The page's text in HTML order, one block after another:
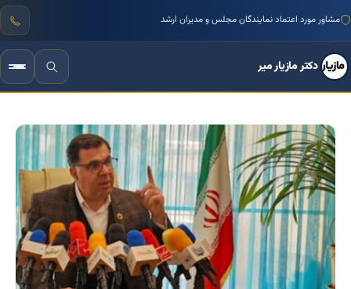
مشاور مورد اعتماد نمایندگان مجلس و مدیران ارشد
منتور بیش از ۱۰۰۰ کسب‌وکار ایرانی
دکتر مازیار میر